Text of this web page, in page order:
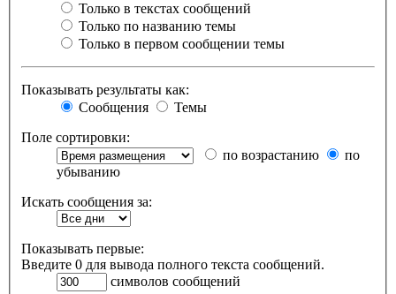
Только в текстах сообщений
Только по названию темы
Только в первом сообщении темы
Показывать результаты как:
Сообщения
Темы
Поле сортировки:
по возрастанию
по
убыванию
Искать сообщения за:
Показывать первые:
Введите 0 для вывода полного текста сообщений.
символов сообщений